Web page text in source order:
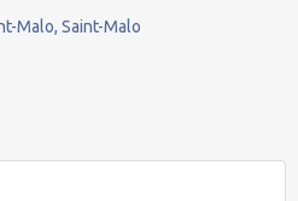
Malo, Saint-Malo